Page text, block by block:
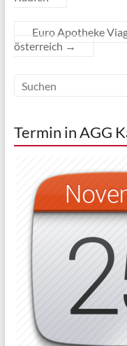
Euro Apotheke
österreich →
Termin in AGG